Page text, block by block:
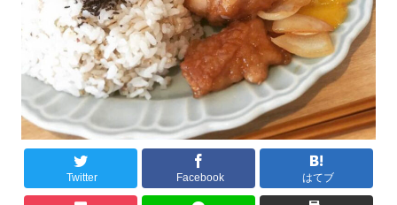
Twitter Facebook はてブ